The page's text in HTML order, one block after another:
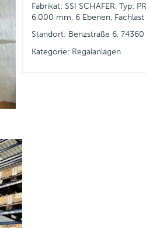
Fabrikat: SSI SCHÄFER, Typ:
6.000 mm, 6 Ebenen,
Standort: Benzstraße 6, 74360
Kategorie: Regalanlagen